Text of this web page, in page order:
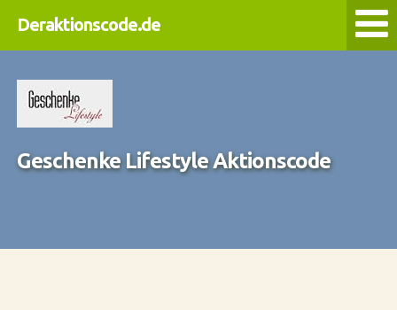
Deraktionscode.de
Geschenke Lifestyle Aktionscode